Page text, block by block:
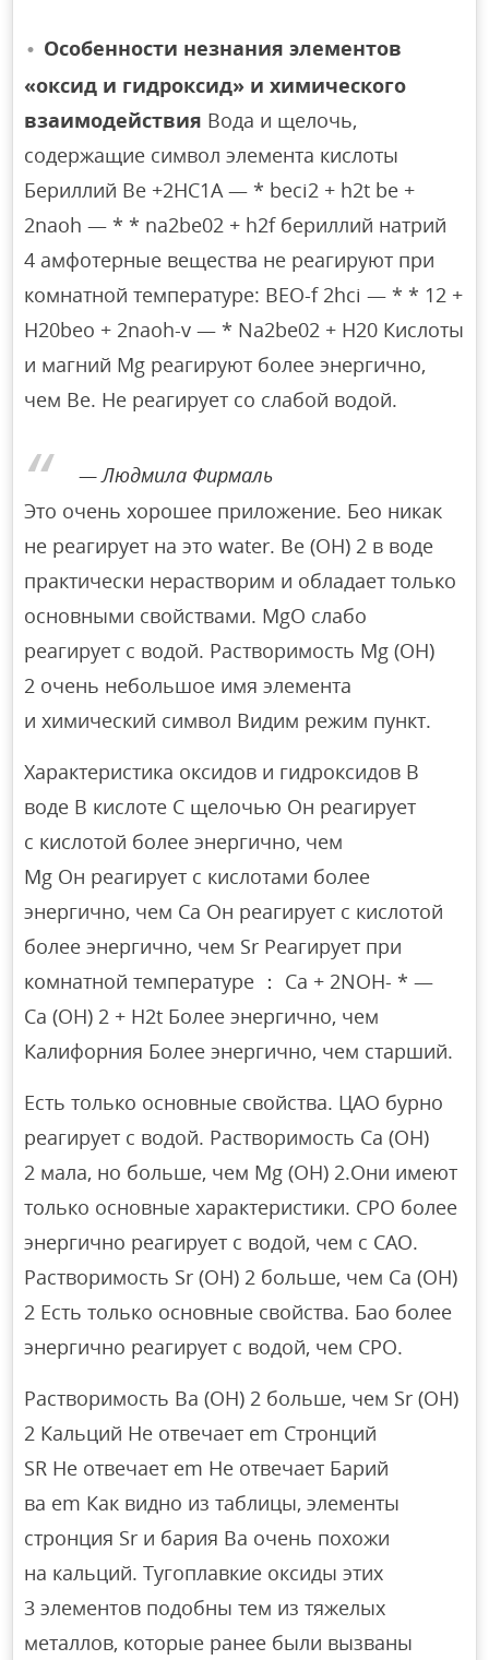
Особенности незнания элементов
«оксид и гидроксид» и химического
взаимодействия Вода и щелочь,
содержащие символ элемента кислоты
Бериллий Be +2НС1А — * beci2 + h2t be +
2naoh — * * na2be02 + h2f бериллий натрий
4 амфотерные вещества не реагируют при
комнатной температуре: BEO-f 2hci — * * 12 +
H20beo + 2naoh-v — * Na2be02 + H20 Кислоты
и магний Mg реагируют более энергично,
чем Be. Не реагирует со слабой водой.
Людмила Фирмаль
Это очень хорошее приложение. Бео никак
не реагирует на это water. Be (OH) 2 в воде
практически нерастворим и обладает только
основными свойствами. MgO слабо
реагирует с водой. Растворимость Mg (OH)
2 очень небольшое имя элемента
и химический символ Видим режим пункт.
Характеристика оксидов и гидроксидов В
воде В кислоте С щелочью Он реагирует
с кислотой более энергично, чем
Mg Он реагирует с кислотами более
энергично, чем Ca Он реагирует с кислотой
более энергично, чем Sr Реагирует при
комнатной температуре ： Ca + 2NOH- * —
Ca (OH) 2 + H2t Более энергично, чем
Калифорния Более энергично, чем старший.
Есть только основные свойства. ЦАО бурно
реагирует с водой. Растворимость Ca (OH)
2 мала, но больше, чем Mg (OH) 2.Они имеют
только основные характеристики. СРО более
энергично реагирует с водой, чем с САО.
Растворимость Sr (OH) 2 больше, чем Ca (OH)
2 Есть только основные свойства. Бао более
энергично реагирует с водой, чем СРО.
Растворимость Ba (OH) 2 больше, чем Sr (OH)
2 Кальций Не отвечает em Стронций
SR Не отвечает em Не отвечает Барий
ва em Как видно из таблицы, элементы
стронция Sr и бария Ba очень похожи
на кальций. Тугоплавкие оксиды этих
3 элементов подобны тем из тяжелых
металлов, которые ранее были вызваны